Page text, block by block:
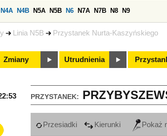
Linia N5B Przystanek Nurta-Kaszyńskiego
N4A N4B N5A N5B N6 N7A N7B N8 N9
Zmiany Utrudnienia
PRZYSTANEK:
Przesiadki Kierunki Pokaż